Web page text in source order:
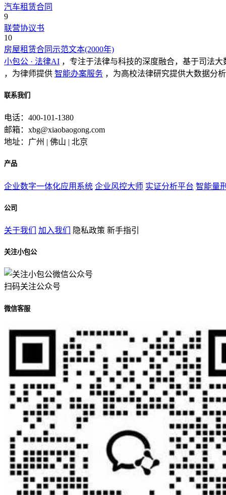
汽车租赁合同
9
联营协议书
10
房屋租赁合同示范文本(2000年)
小包公 · 法律AI ，专注于法律与科技的深度融合，基于司法
，为律师提供 智能办案服务 ，为高校法律研究提供大数据分
联系我们
电话：400-101-1380
邮箱：xbg@xiaobaogong.com
地址：广州 | 佛山 | 北京
产品
企业数字一体化应用系统 企业风控大师 实证分析平台 智能量
公司
关于我们 加入我们 隐私政策 新手指引
关注小包公
扫码关注公众号
微信客服